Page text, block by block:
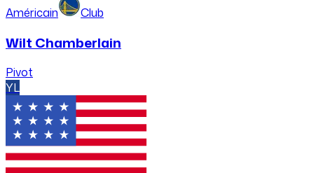
Américain Club
Wilt Chamberlain
Pivot
YL